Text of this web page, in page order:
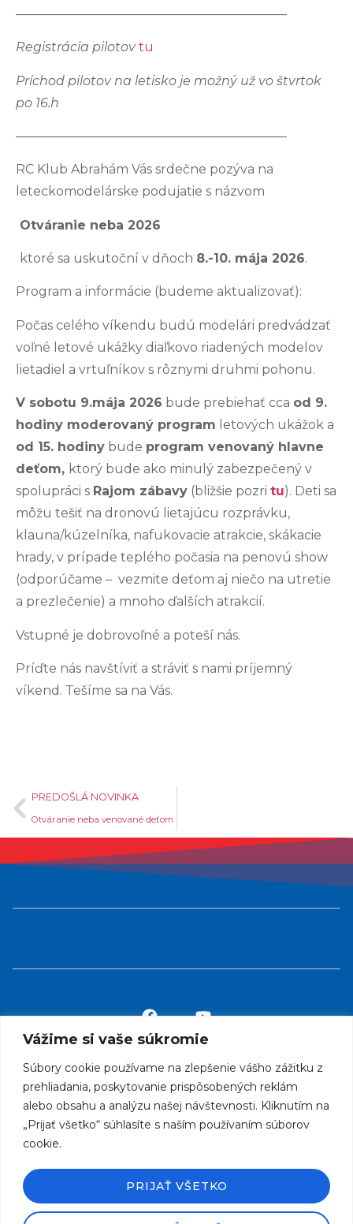
Vážime si vaše súkromie
Súbory cookie používame na zlepšenie vášho zážitku z
prehliadania, poskytovanie prispôsobených reklám
alebo obsahu a analýzu našej návštevnosti. Kliknutím na
„Prijať všetko“ súhlasíte s naším používaním súborov
cookie.
PRIJAŤ VŠETKO
—————————————————————–
Registrácia pilotov tu
Príchod pilotov na letisko je možný už vo štvrtok
po 16.h
—————————————————————–
RC Klub Abrahám Vás srdečne pozýva na
leteckomodelárske podujatie s názvom
Otváranie neba 2026
ktoré sa uskutoční v dňoch 8.-10. mája 2026.
Program a informácie (budeme aktualizovať):
Počas celého víkendu budú modelári predvádzať
voľné letové ukážky diaľkovo riadených modelov
lietadiel a vrtuľníkov s rôznymi druhmi pohonu.
V sobotu 9.mája 2026 bude prebiehať cca od 9.
hodiny moderovaný program letových ukážok a
od 15. hodiny bude program venovaný hlavne
deťom, ktorý bude ako minulý zabezpečený v
spolupráci s Rajom zábavy (bližšie pozri tu). Deti sa
môžu tešiť na dronovú lietajúcu rozprávku,
klauna/kúzelníka, nafukovacie atrakcie, skákacie
hrady, v prípade teplého počasia na penovú show
(odporúčame – vezmite deťom aj niečo na utretie
a prezlečenie) a mnoho ďalších atrakcií.
Vstupné je dobrovoľné a poteší nás.
Príďte nás navštíviť a stráviť s nami príjemný
víkend. Tešíme sa na Vás.
PREDOŠLÁ NOVINKA
Otváranie neba venované deťom
info@rcklubabraham.sk
Otváracie hodiny: